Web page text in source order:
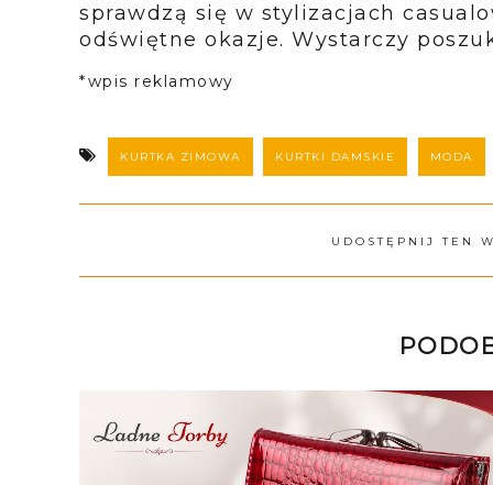
sprawdzą się w stylizacjach
odświętne okazje. Wystarczy
*wpis reklamowy
KURTKA ZIMOWA KURTKI DAMSKIE MODA
UDOSTĘPNIJ TEN